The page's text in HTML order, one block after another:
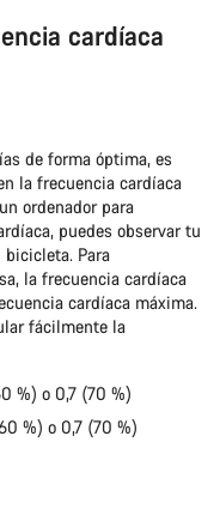
cardíaca
de forma óptima, es
la frecuencia cardíaca
ordenador para
puedes observar tu
Para
la frecuencia cardíaca
cardíaca máxima.
fácilmente la
%) o 0,7 (70 %)
%) o 0,7 (70 %)